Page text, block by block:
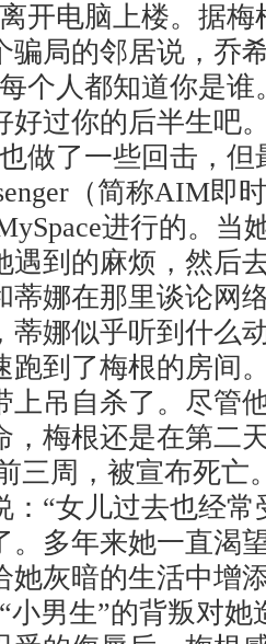
开电脑上楼。据
骗局的邻居说，乔
个人都知道你是
好过你的后半生吧
做了一些回击，
（简称AIM即
进行的。当
遇到的麻烦，然后
蒂娜在那里谈论网
蒂娜似乎听到什么
跑到了梅根的房间
上吊自杀了。尽管
，梅根还是在第二
三周，被宣布死亡
“女儿过去也经常
。多年来她一直渴
她灰暗的生活中增
小男生”的背叛对